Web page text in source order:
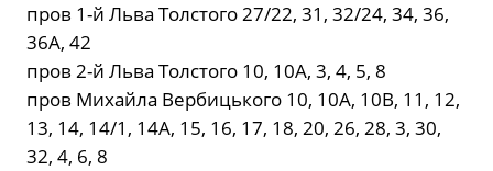
пров 1-й Льва Толстого 27/22, 31, 32/24, 34, 36,
36А, 42
пров 2-й Льва Толстого 10, 10А, 3, 4, 5, 8
пров Михайла Вербицького 10, 10А, 10В, 11, 12,
13, 14, 14/1, 14А, 15, 16, 17, 18, 20, 26, 28, 3, 30,
32, 4, 6, 8